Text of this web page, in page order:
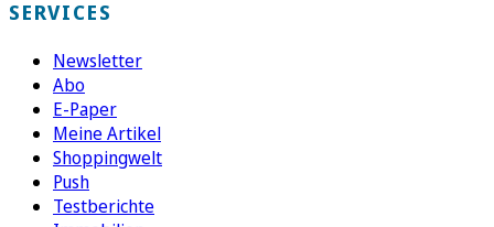
SERVICES
Newsletter
Abo
E-Paper
Meine Artikel
Shoppingwelt
Push
Testberichte